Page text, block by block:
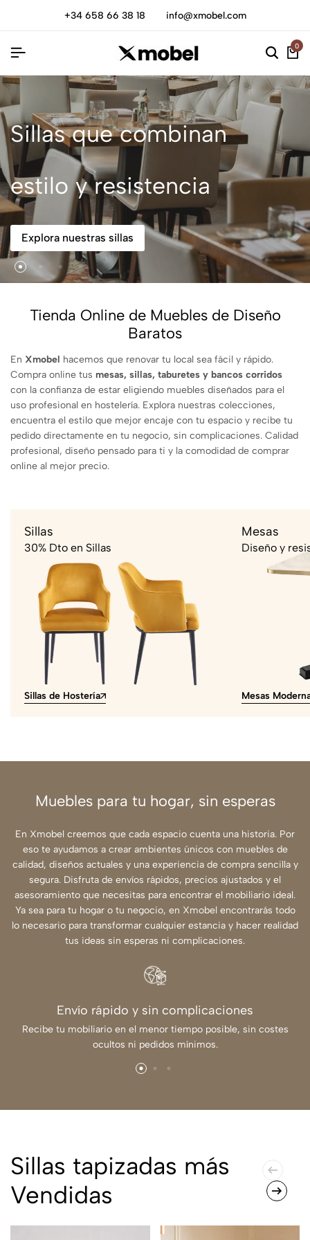
+34 658 66 38 18 info@xmobel.com
0
Sillas que combinan
estilo y resistencia
Explora nuestras sillas
Tienda Online de Muebles de Diseño
Baratos
En Xmobel hacemos que renovar tu local sea fácil y rápido.
Compra online tus mesas, sillas, taburetes y bancos corridos
con la confianza de estar eligiendo muebles diseñados para el
uso profesional en hostelería. Explora nuestras colecciones,
encuentra el estilo que mejor encaje con tu espacio y recibe tu
pedido directamente en tu negocio, sin complicaciones. Calidad
profesional, diseño pensado para ti y la comodidad de comprar
online al mejor precio.
Sillas
30% Dto en Sillas
Sillas de Hostería
Mesas
Diseño y
Mesas
Muebles para tu hogar, sin esperas
En Xmobel creemos que cada espacio cuenta una historia. Por
eso te ayudamos a crear ambientes únicos con muebles de
calidad, diseños actuales y una experiencia de compra sencilla y
segura. Disfruta de envíos rápidos, precios ajustados y el
asesoramiento que necesitas para encontrar el mobiliario ideal.
Ya sea para tu hogar o tu negocio, en Xmobel encontrarás todo
lo necesario para transformar cualquier estancia y hacer realidad
tus ideas sin esperas ni complicaciones.
Envío rápido y sin complicaciones
Recibe tu mobiliario en el menor tiempo posible, sin costes
ocultos ni pedidos mínimos.
Sillas tapizadas más
Vendidas